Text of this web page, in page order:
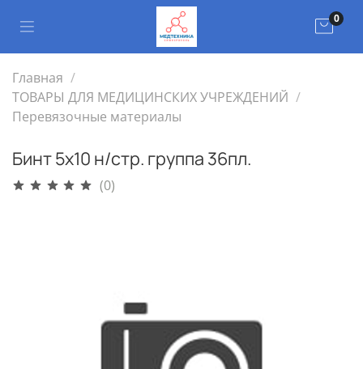
0
Главная
ТОВАРЫ ДЛЯ МЕДИЦИНСКИХ УЧРЕЖДЕНИЙ
Перевязочные материалы
Бинт 5х10 н/стр. группа 36пл.
(0)